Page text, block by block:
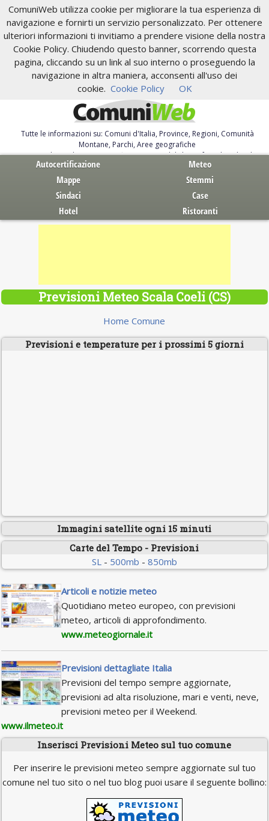
ComuniWeb utilizza cookie per migliorare la tua esperienza di
navigazione e fornirti un servizio personalizzato. Per ottenere
ulteriori informazioni ti invitiamo a prendere visione della nostra
Cookie Policy. Chiudendo questo banner, scorrendo questa
pagina, cliccando su un link al suo interno o proseguendo la
navigazione in altra maniera, acconsenti all'uso dei
cookie. Cookie Policy OK
Tutte le informazioni su: Comuni d'Italia, Province, Regioni, Comunità
Montane, Parchi, Aree geografiche
Servizi al Cittadino. Autocertificazione, moduli, leggi, free download
Autocertificazione
Meteo
Mappe
Stemmi
Sindaci
Case
Hotel
Ristoranti
Previsioni Meteo Scala Coeli (CS)
Home Comune
Previsioni e temperature per i prossimi 5 giorni
Immagini satellite ogni 15 minuti
Carte del Tempo - Previsioni
SL- 500mb - 850mb
Articoli e notizie meteo
Quotidiano meteo europeo, con previsioni
meteo, articoli di approfondimento.
www.meteogiornale.it
Previsioni dettagliate Italia
Previsioni del tempo sempre aggiornate,
previsioni ad alta risoluzione, mari e venti, neve,
previsioni meteo per il Weekend.
www.ilmeteo.it
Inserisci Previsioni Meteo sul tuo comune
Per inserire le previsioni meteo sempre aggiornate sul tuo
comune nel tuo sito o nel tuo blog puoi usare il seguente bollino: